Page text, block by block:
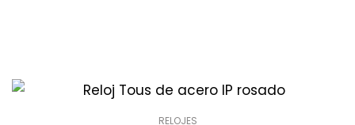
RELOJES